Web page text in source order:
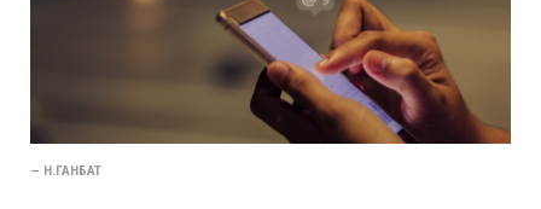
— Н.ГАНБАТ